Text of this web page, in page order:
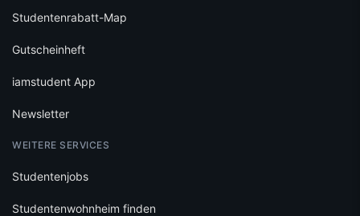
Studentenrabatt-Map
Gutscheinheft
iamstudent App
Newsletter
WEITERE SERVICES
Studentenjobs
Studentenwohnheim finden